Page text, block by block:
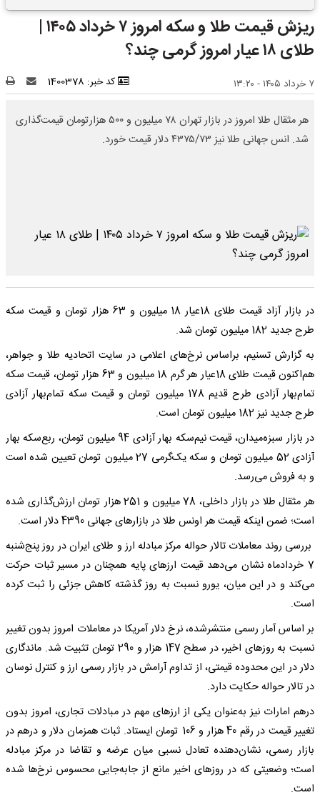
اجتماعی | واریز 2 ماه
فروردین و اردیبهشت
حقوق بازنشستگان با هم
ریزش قیمت طلا و سکه امروز ۷ خرداد ۱۴۰۵ |
طلای ۱۸ عیار امروز گرمی چند؟
۷ خرداد ۱۴۰۵ - ۱۳:۲۰ کد خبر: 1400378
هر مثقال طلا امروز در بازار تهران ۷۸ میلیون و ۵۰۰ هزارتومان قیمت‌گذاری
شد. انس جهانی طلا نیز ۴۳۷۵/۷۳ دلار قیمت خورد.
در بازار آزاد قیمت طلای 18عیار 18 میلیون و 63 هزار تومان و قیمت سکه
طرح جدید 182 میلیون تومان شد.
به گزارش تسنیم، براساس نرخ‌های اعلامی در سایت اتحادیه طلا و جواهر،
هم‌اکنون قیمت طلای 18عیار هر گرم 18 میلیون و 63 هزار تومان، قیمت سکه
تمام‌بهار آزادی طرح قدیم 178 میلیون تومان و قیمت سکه تمام‌بهار آزادی
طرح جدید نیز 182 میلیون تومان است.
در بازار سبزه‌‌میدان، قیمت نیم‌سکه بهار آزادی 94 میلیون تومان، ربع‌سکه بهار
آزادی 52 میلیون تومان و سکه یک‌گرمی 27 میلیون تومان تعیین شده است
و به فروش می‌رسد.
هر مثقال طلا در بازار داخلی، 78 میلیون و 251 هزار تومان ارزش‌گذاری شده
است؛ ضمن اینکه قیمت هر اونس طلا در بازارهای جهانی 4390 دلار است.
بررسی روند معاملات تالار حواله مرکز مبادله ارز و طلای ایران در روز پنج‌شنبه
7 خردادماه نشان می‌دهد قیمت ارزهای پایه همچنان در مسیر ثبات حرکت
می‌کند و در این میان، یورو نسبت به روز گذشته کاهش جزئی را ثبت کرده
است.
بر اساس آمار رسمی منتشرشده، نرخ دلار آمریکا در معاملات امروز بدون تغییر
نسبت به روزهای اخیر، در سطح 147 هزار و 290 تومان تثبیت شد. ماندگاری
دلار در این محدوده قیمتی، از تداوم آرامش در بازار رسمی ارز و کنترل نوسان
در تالار حواله حکایت دارد.
درهم امارات نیز به‌عنوان یکی از ارزهای مهم در مبادلات تجاری، امروز بدون
تغییر قیمت در رقم 40 هزار و 106 تومان ایستاد. ثبات همزمان دلار و درهم در
بازار رسمی، نشان‌دهنده تعادل نسبی میان عرضه و تقاضا در مرکز مبادله
است؛ وضعیتی که در روزهای اخیر مانع از جابه‌جایی محسوس نرخ‌ها شده
است.